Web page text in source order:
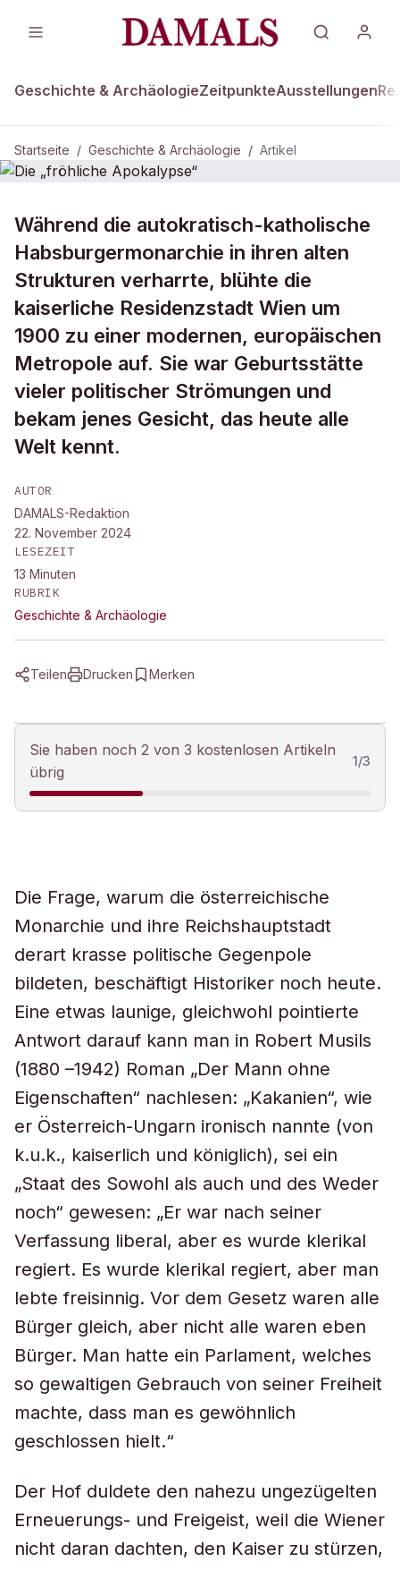
Geschichte & ArchäologieZeitpunkteAusstellungen
Startseite / Geschichte & Archäologie / Artikel
DAMALS Plus GESCHICHTE & ARCHÄOLOGIE
Die „fröhliche Apokalypse“
Während die autokratisch-katholische
Habsburgermonarchie in ihren alten
Strukturen verharrte, blühte die
kaiserliche Residenzstadt Wien um
1900 zu einer modernen, europäischen
Metropole auf. Sie war Geburtsstätte
vieler politischer Strömungen und
bekam jenes Gesicht, das heute alle
Welt kennt.
AUTOR
DAMALS-Redaktion
22. November 2024
LESEZEIT
13 Minuten
RUBRIK
Geschichte & Archäologie
Teilen Drucken Merken
Sie haben noch 2 von 3 kostenlosen Artikeln
übrig
1/3
Die Frage, warum die österreichische
Monarchie und ihre Reichshauptstadt
derart krasse politische Gegenpole
bildeten, beschäftigt Historiker noch heute.
Eine etwas launige, gleichwohl pointierte
Antwort darauf kann man in Robert Musils
(1880 –1942) Roman „Der Mann ohne
Eigenschaften“ nachlesen: „Kakanien“, wie
er Österreich-Ungarn ironisch nannte (von
k.u.k., kaiserlich und königlich), sei ein
„Staat des Sowohl als auch und des Weder
noch“ gewesen: „Er war nach seiner
Verfassung liberal, aber es wurde klerikal
regiert. Es wurde klerikal regiert, aber man
lebte freisinnig. Vor dem Gesetz waren alle
Bürger gleich, aber nicht alle waren eben
Bürger. Man hatte ein Parlament, welches
so gewaltigen Gebrauch von seiner Freiheit
machte, dass man es gewöhnlich
geschlossen hielt.“
Der Hof duldete den nahezu ungezügelten
Erneuerungs- und Freigeist, weil die Wiener
nicht daran dachten, den Kaiser zu stürzen,